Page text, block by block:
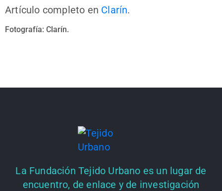
Artículo completo en Clarín.
Fotografía: Clarín.
La Fundación Tejido Urbano es un lugar de
encuentro, de enlace y de investigación